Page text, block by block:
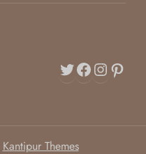
Twitter
Kantipur Themes